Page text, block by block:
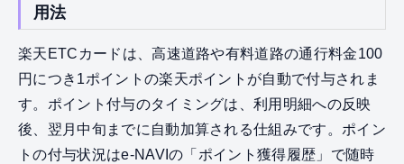
用法
楽天ETCカードは、高速道路や有料道路の通行料金100
円につき1ポイントの楽天ポイントが自動で付与されま
す。ポイント付与のタイミングは、利用明細への反映
後、翌月中旬までに自動加算される仕組みです。ポイン
トの付与状況はe-NAVIの「ポイント獲得履歴」で随時